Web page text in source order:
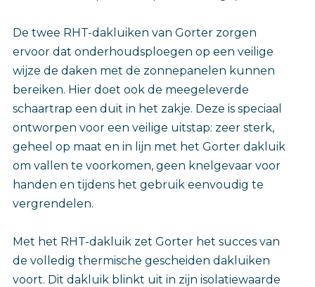
De twee RHT-dakluiken van Gorter zorgen
ervoor dat onderhoudsploegen op een veilige
wijze de daken met de zonnepanelen kunnen
bereiken. Hier doet ook de meegeleverde
schaartrap een duit in het zakje. Deze is speciaal
ontworpen voor een veilige uitstap: zeer sterk,
geheel op maat en in lijn met het Gorter dakluik
om vallen te voorkomen, geen knelgevaar voor
handen en tijdens het gebruik eenvoudig te
vergrendelen.
Met het RHT-dakluik zet Gorter het succes van
de volledig thermische gescheiden dakluiken
voort. Dit dakluik blinkt uit in zijn isolatiewaarde